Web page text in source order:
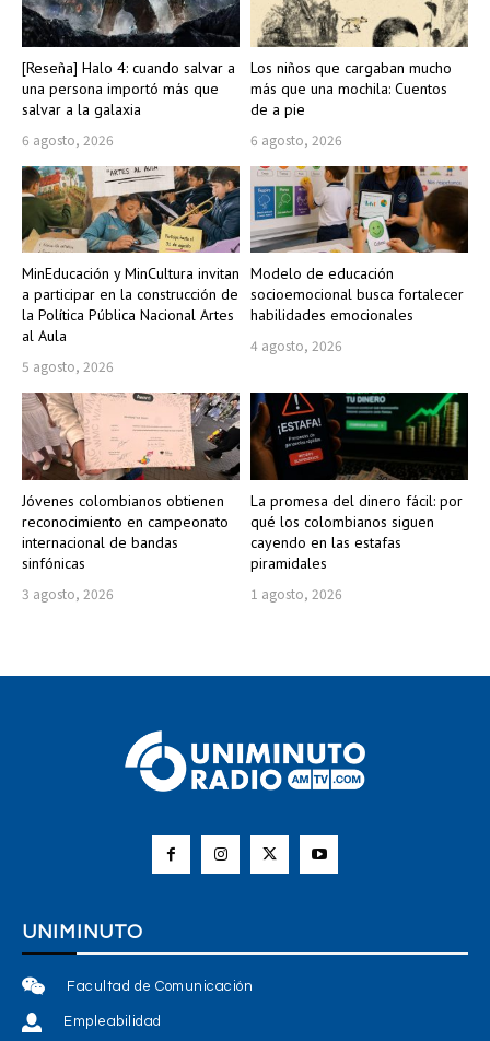
[Reseña] Halo 4: cuando salvar a
una persona importó más que
salvar a la galaxia
6 agosto, 2026
Los niños que cargaban mucho
más que una mochila: Cuentos
de a pie
6 agosto, 2026
MinEducación y MinCultura invitan
a participar en la construcción de
la Política Pública Nacional Artes
al Aula
5 agosto, 2026
Modelo de educación
socioemocional busca fortalecer
habilidades emocionales
4 agosto, 2026
Jóvenes colombianos obtienen
reconocimiento en campeonato
internacional de bandas
sinfónicas
3 agosto, 2026
La promesa del dinero fácil: por
qué los colombianos siguen
cayendo en las estafas
piramidales
1 agosto, 2026
UNIMINUTO
Facultad de Comunicación
Empleabilidad